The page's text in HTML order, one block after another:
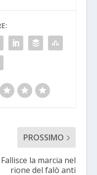
PROSSIMO
Fallisce la marcia nel
rione del falò anti